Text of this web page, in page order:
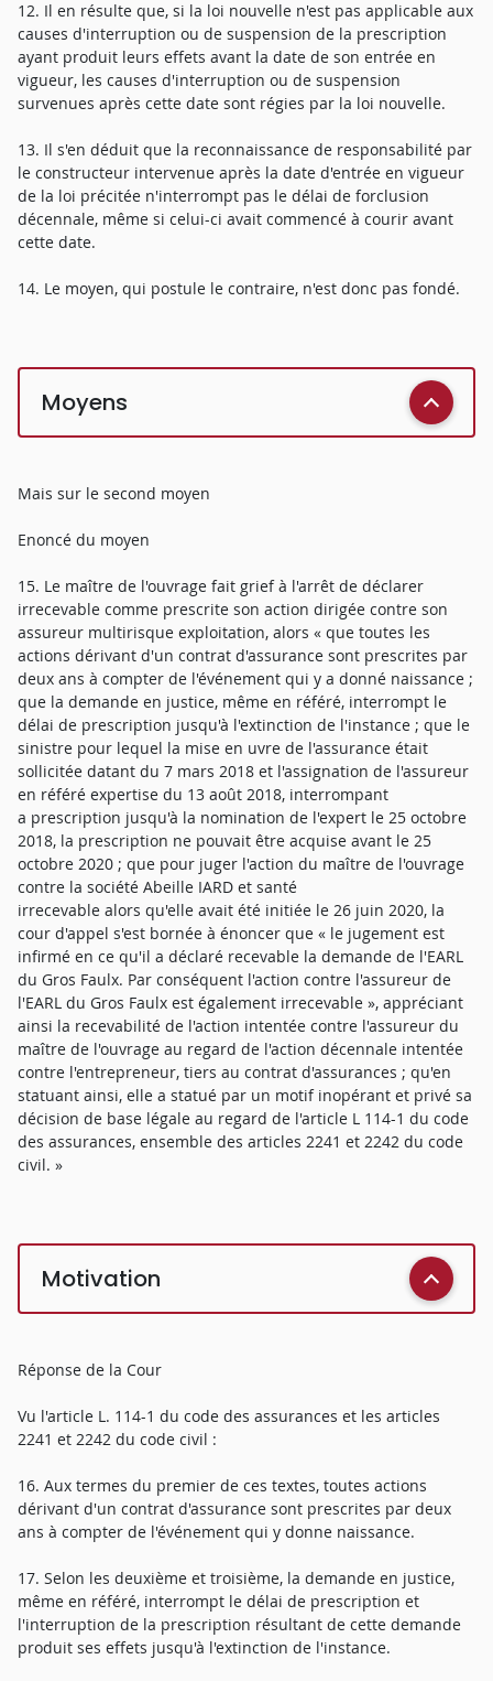
12. Il en résulte que, si la loi nouvelle n'est pas applicable aux
causes d'interruption ou de suspension de la prescription
ayant produit leurs effets avant la date de son entrée en
vigueur, les causes d'interruption ou de suspension
survenues après cette date sont régies par la loi nouvelle.
13. Il s'en déduit que la reconnaissance de responsabilité par
le constructeur intervenue après la date d'entrée en vigueur
de la loi précitée n'interrompt pas le délai de forclusion
décennale, même si celui-ci avait commencé à courir avant
cette date.
14. Le moyen, qui postule le contraire, n'est donc pas fondé.
Moyens
Mais sur le second moyen
Enoncé du moyen
15. Le maître de l'ouvrage fait grief à l'arrêt de déclarer
irrecevable comme prescrite son action dirigée contre son
assureur multirisque exploitation, alors « que toutes les
actions dérivant d'un contrat d'assurance sont prescrites par
deux ans à compter de l'événement qui y a donné naissance ;
que la demande en justice, même en référé, interrompt le
délai de prescription jusqu'à l'extinction de l'instance ; que le
sinistre pour lequel la mise en uvre de l'assurance était
sollicitée datant du 7 mars 2018 et l'assignation de l'assureur
en référé expertise du 13 août 2018, interrompant
a prescription jusqu'à la nomination de l'expert le 25 octobre
2018, la prescription ne pouvait être acquise avant le 25
octobre 2020 ; que pour juger l'action du maître de l'ouvrage
contre la société Abeille IARD et santé
irrecevable alors qu'elle avait été initiée le 26 juin 2020, la
cour d'appel s'est bornée à énoncer que « le jugement est
infirmé en ce qu'il a déclaré recevable la demande de l'EARL
du Gros Faulx. Par conséquent l'action contre l'assureur de
l'EARL du Gros Faulx est également irrecevable », appréciant
ainsi la recevabilité de l'action intentée contre l'assureur du
maître de l'ouvrage au regard de l'action décennale intentée
contre l'entrepreneur, tiers au contrat d'assurances ; qu'en
statuant ainsi, elle a statué par un motif inopérant et privé sa
décision de base légale au regard de l'article L 114-1 du code
des assurances, ensemble des articles 2241 et 2242 du code
civil. »
Motivation
Réponse de la Cour
Vu l'article L. 114-1 du code des assurances et les articles
2241 et 2242 du code civil :
16. Aux termes du premier de ces textes, toutes actions
dérivant d'un contrat d'assurance sont prescrites par deux
ans à compter de l'événement qui y donne naissance.
17. Selon les deuxième et troisième, la demande en justice,
même en référé, interrompt le délai de prescription et
l'interruption de la prescription résultant de cette demande
produit ses effets jusqu'à l'extinction de l'instance.